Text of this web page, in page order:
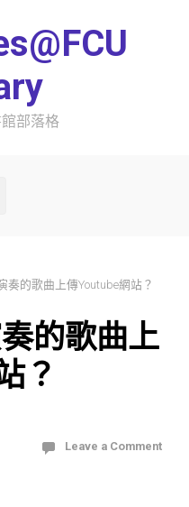
部落格
奏的歌曲上傳Youtube網站？
的歌曲上
？
Leave a Comment